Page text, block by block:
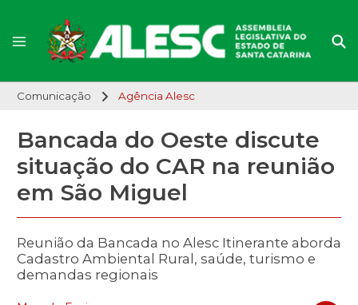
Comunicação Agência Alesc
Bancada do Oeste discute
situação do CAR na reunião
em São Miguel
Reunião da Bancada no Alesc Itinerante aborda
Cadastro Ambiental Rural, saúde, turismo e
demandas regionais